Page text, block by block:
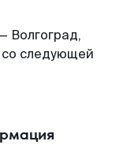
Волгоград,
следующей